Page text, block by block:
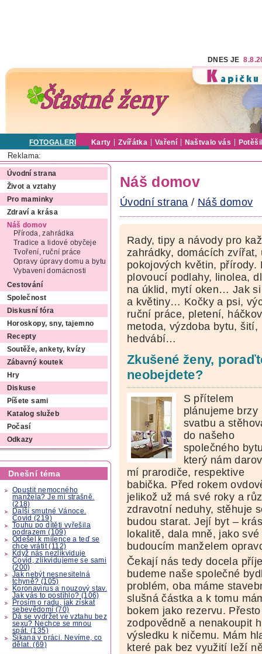
DNES JE
FOTOGALERIE Karty Zvířátka Vaření Naštvalo vás
Reklama:
Úvodní strana
Život a vztahy
Pro maminky
Zdraví a krása
Náš domov
Příroda, zahrádka
Tradice a lidové obyčeje
Tvoření, ruční práce
Opravy úpravy domu a bytu
Vybavení domácnosti
Cestování
Společnost
Diskusní fóra
Horoskopy, sny, tajemno
Recepty
Soutěže, ankety, kvízy
Zábavný koutek
Hry
Diskuse
Píšete sami
Katalog služeb
Počasí
Odkazy
Dnešní téma
Opustit nemocného
manžela? Je mi strašně.
(218)
Další smutné Vánoce.
Covid (219)
Touhu po dítěti vyřešila
podrazem (109)
Odešel k milence a teď se
chce vrátit (112)
Když nás nezlikviduje
Covid, zlikvidujeme se sami
(200)
Jak nebýt nesnesitelná
tchyně? (105)
Koronavirus a nouzový stav.
Jak vás to postihlo? (106)
Prosím o radu, jak získat
sebevědomí (70)
Dá se vydržet ve vztahu bez
sexu? Nechce se mnou
spát. (135)
Šikana v práci. Nevíme, co
dělat. (69)
Náš domov
Úvodní strana / Náš domov
Rady, tipy a návody pro
zahrádky, domácích
pokojových květin,
plovoucí podlahy, linolea,
na úklid, mytí oken… Jak
a květiny… Kočky a psi,
ruční práce, pletení,
metoda, výzdoba bytu,
hedvábí…
Zkušené ženy,
neobejdete?
S přítelem
plánujeme brzy
svatbu a
do našeho
společného
který nám
mí prarodiče, respektive
babička. Před rokem
jelikož už má své roky a
zdravotní neduhy, stěhuje
budou starat. Její byt –
lokalitě, dala mně, jako
budoucím manželem
Čekají nás tedy docela
budeme naše společné
problém, oba máme
slušná částka a k tomu
bokem jako rezervu.
zodpovědně a nenakoupit
výsledku k ničemu. Mám
které pak bez využití leží